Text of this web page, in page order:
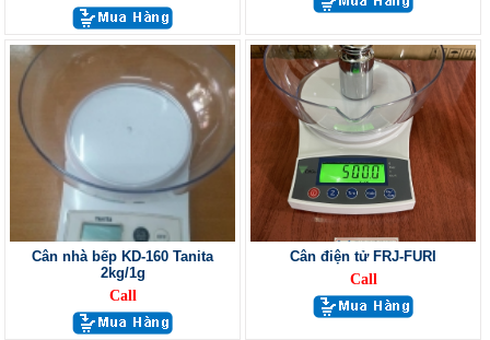
Cân nhà bếp KD-160 Tanita
2kg/1g
Call
Cân điện tử FRJ-FURI
Call